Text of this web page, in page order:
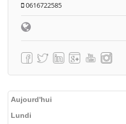
0616722585
Aujourd'hui
Lundi